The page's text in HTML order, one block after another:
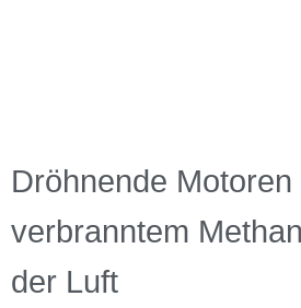
Dröhnende
verbranntem
der Luft